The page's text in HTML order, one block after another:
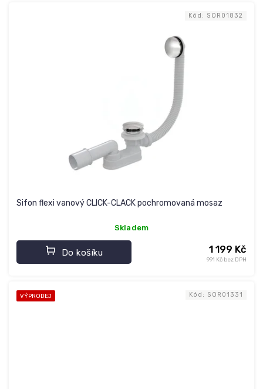
Sifon flexi vanový CLICK-CLACK pochromovaná mosaz
Skladem
991 Kč bez DPH
1 199 Kč
Do košíku
Kód: SOR01832
VÝPRODEJ Kód: SOR01331